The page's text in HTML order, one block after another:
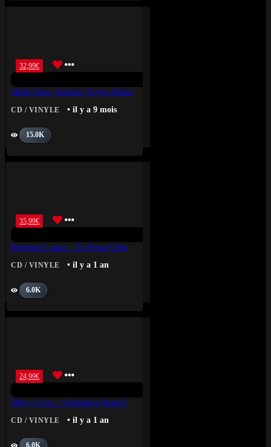
32,99€
Mobb Deep | Infinite Vinyle Album
CD / VINYLE • il y a 9 mois
15.0K
35,99€
CD / VINYLE • il y a 1 an
6.0K
24,99€
CD / VINYLE • il y a 1 an
6.0K